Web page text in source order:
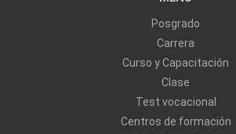
Posgrado
Carrera
Curso y Capacitación
Clase
Test vocacional
Centros de formación